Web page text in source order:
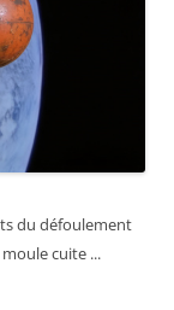
du défoulement
cuite ...